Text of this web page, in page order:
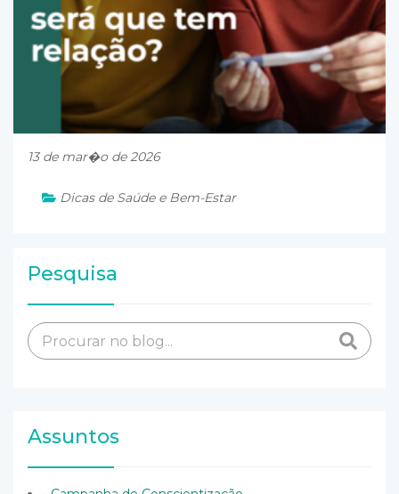
13 de mar�o de 2026
Dicas de Saúde e Bem-Estar
Pesquisa
Assuntos